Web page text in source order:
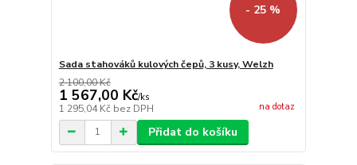
- 25 %
Sada stahováků kulových čepů, 3 kusy, Welzh
2 100,00 Kč
1 567,00 Kč/ks
1 295,04 Kč bez DPH na dotaz
Přidat do košíku